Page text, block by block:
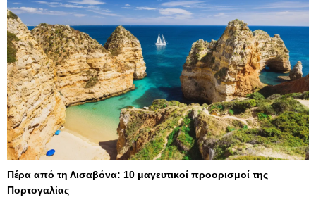
Πέρα από τη Λισαβόνα: 10 μαγευτικοί προορισμοί της
Πορτογαλίας